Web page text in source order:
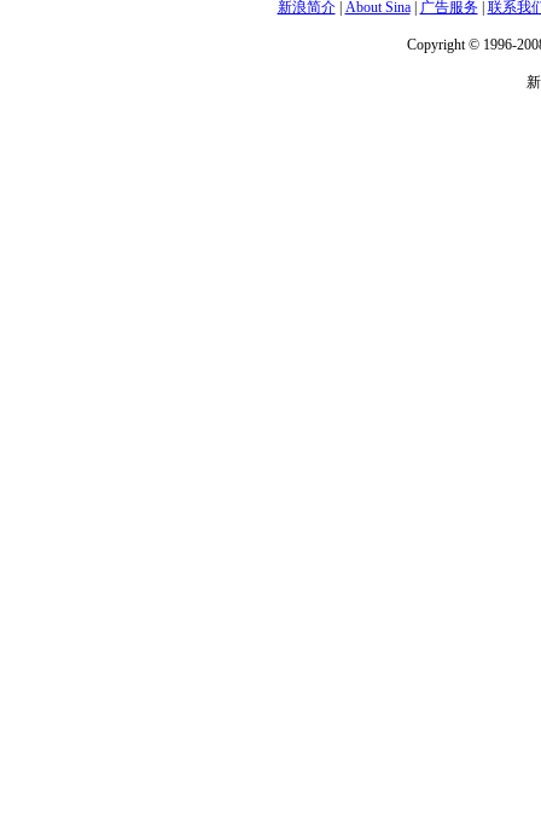
新浪简介| About Sina| 广告服务| 联系我
Copyright © 1996-